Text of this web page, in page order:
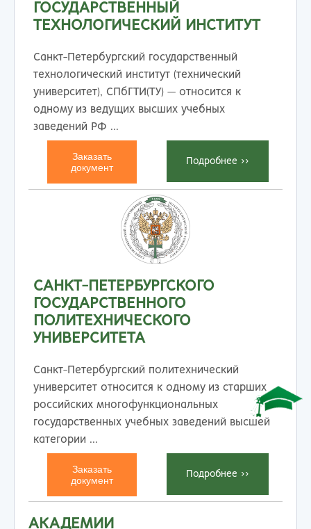
ГОСУДАРСТВЕННЫЙ
ТЕХНОЛОГИЧЕСКИЙ ИНСТИТУТ
Санкт-Петербургский государственный
технологический институт (технический
университет), СПбГТИ(ТУ) — относится к
одному из ведущих высших учебных
заведений РФ ...
Заказать
документ
Подробнеe >>
САНКТ-ПЕТЕРБУРГСКОГО
ГОСУДАРСТВЕННОГО
ПОЛИТЕХНИЧЕСКОГО
УНИВЕРСИТЕТА
Санкт-Петербургский политехнический
университет относится к одному из старших
российских многофункциональных
государственных учебных заведений высшей
категории ...
Заказать
документ
Подробнеe >>
АКАДЕМИИ